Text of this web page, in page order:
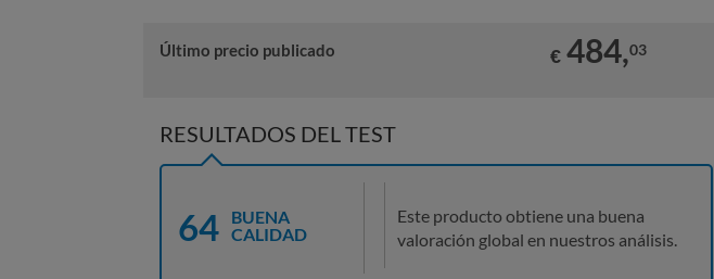
Último precio publicado € 484,03
RESULTADOS DEL TEST
64
BUENA
CALIDAD
Este producto obtiene una buena
valoración global en nuestros análisis.